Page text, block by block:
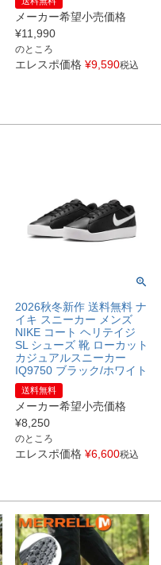
メーカー希望小売価格
¥11,990
のところ
エレスポ価格 ¥9,590税込
2026秋冬新作 送料無料 ナ
イキ スニーカー メンズ
NIKE コート ヘリテイジ
SL シューズ 靴 ローカット
カジュアルスニーカー
IQ9750 ブラック/ホワイト
送料無料
メーカー希望小売価格
¥8,250
のところ
エレスポ価格 ¥6,600税込